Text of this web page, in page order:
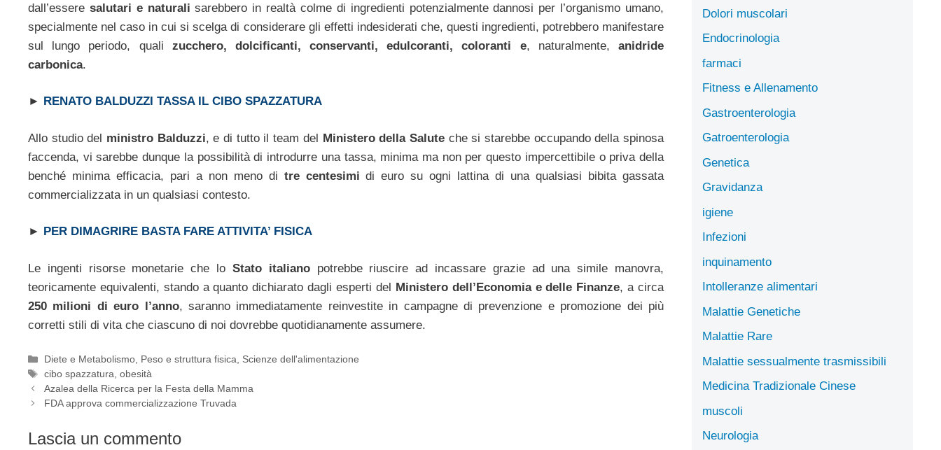
dall’essere salutari e naturali sarebbero in realtà colme di ingredienti potenzialmente dannosi per l’organismo umano,
specialmente nel caso in cui si scelga di considerare gli effetti indesiderati che, questi ingredienti, potrebbero manifestare
sul lungo periodo, quali zucchero, dolcificanti, conservanti, edulcoranti, coloranti e, naturalmente,anidride
carbonica.
► RENATO BALDUZZI TASSA IL CIBO SPAZZATURA
Allo studio del ministro Balduzzi, e di tutto il team del Ministero della Saluteche si starebbe occupando della spinosa
faccenda, vi sarebbe dunque la possibilità di introdurre una tassa, minima ma non per questo impercettibile o priva della
benché minima efficacia, pari a non meno di tre centesimi di euro su ogni lattina di una qualsiasi bibita gassata
commercializzata in un qualsiasi contesto.
► PER DIMAGRIRE BASTA FARE ATTIVITA’ FISICA
Le ingenti risorse monetarie che lo Stato italianopotrebbe riuscire ad incassare grazie ad una simile manovra,
teoricamente equivalenti, stando a quanto dichiarato dagli esperti del Ministero dell’Economia e delle Finanze, a circa
250 milioni di euro l’anno, saranno immediatamente reinvestite in campagne di prevenzione e promozione dei più
corretti stili di vita che ciascuno di noi dovrebbe quotidianamente assumere.
Categorie
Diete e Metabolismo, Peso e struttura fisica, Scienze dell'alimentazione
Tag
cibo spazzatura,obesità
Azalea della Ricerca per la Festa della Mamma
FDA approva commercializzazione Truvada
Lascia un commento
Dolori muscolari
Endocrinologia
farmaci
Fitness e Allenamento
Gastroenterologia
Gatroenterologia
Genetica
Gravidanza
igiene
Infezioni
inquinamento
Intolleranze alimentari
Malattie Genetiche
Malattie Rare
Malattie sessualmente trasmissibili
Medicina Tradizionale Cinese
muscoli
Neurologia